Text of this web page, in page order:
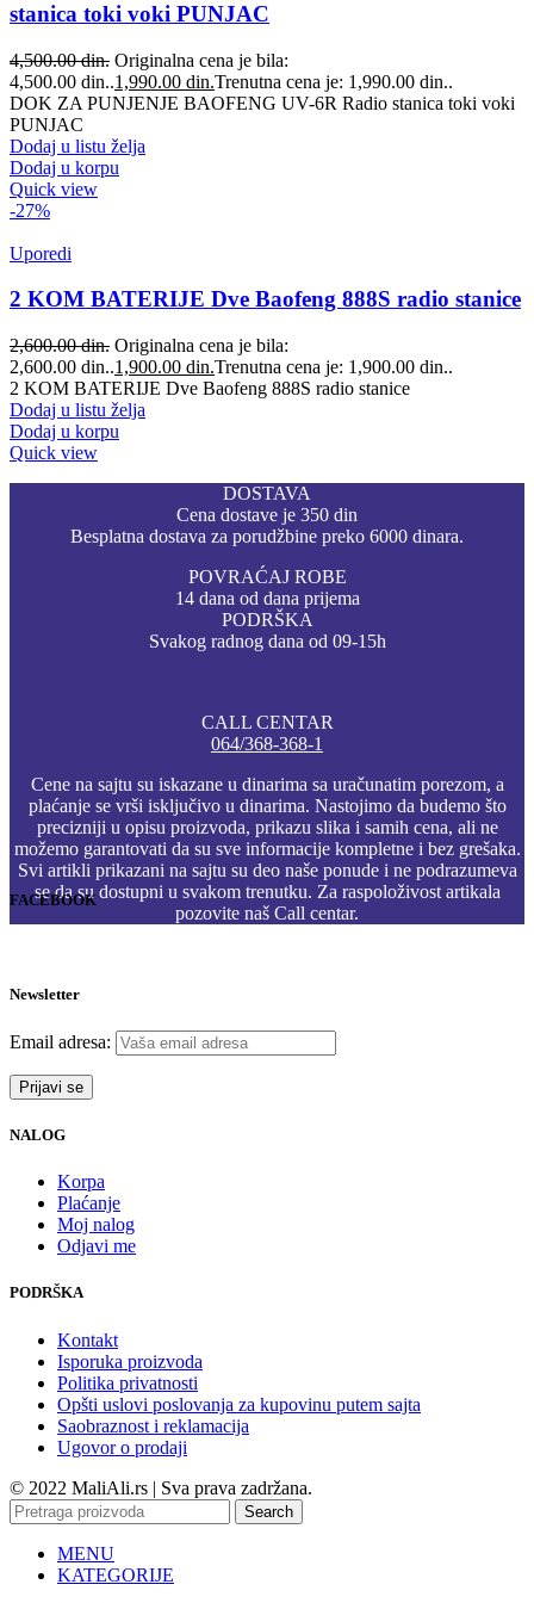
stanica toki voki PUNJAC
4,500.00din. Originalna cena je bila:
4,500.00 din..1,990.00 din.Trenutna cena je: 1,990.00 din..
DOK ZA PUNJENJE BAOFENG UV-6R Radio stanica toki voki
PUNJAC
Dodaj u listu želja
Dodaj u korpu
Quick view
-27%
Uporedi
2 KOM BATERIJE Dve Baofeng 888S radio stanice
2,600.00din. Originalna cena je bila:
2,600.00 din..1,900.00 din.Trenutna cena je: 1,900.00 din..
2 KOM BATERIJE Dve Baofeng 888S radio stanice
Dodaj u listu želja
Dodaj u korpu
Quick view
DOSTAVA
Cena dostave je 350 din
Besplatna dostava za porudžbine preko 6000 dinara.
POVRAĆAJ ROBE
14 dana od dana prijema
PODRŠKA
Svakog radnog dana od 09-15h
CALL CENTAR
064/368-368-1
Cene na sajtu su iskazane u dinarima sa uračunatim porezom, a
plaćanje se vrši isključivo u dinarima. Nastojimo da budemo što
precizniji u opisu proizvoda, prikazu slika i samih cena, ali ne
možemo garantovati da su sve informacije kompletne i bez grešaka.
Svi artikli prikazani na sajtu su deo naše ponude i ne podrazumeva
se da su dostupni u svakom trenutku. Za raspoloživost artikala
pozovite naš Call centar.
FACEBOOK
Newsletter
Email adresa:
NALOG
Korpa
Plaćanje
Moj nalog
Odjavi me
PODRŠKA
Kontakt
Isporuka proizvoda
Politika privatnosti
Opšti uslovi poslovanja za kupovinu putem sajta
Saobraznost i reklamacija
Ugovor o prodaji
© 2022 MaliAli.rs | Sva prava zadržana.
Search
MENU
KATEGORIJE